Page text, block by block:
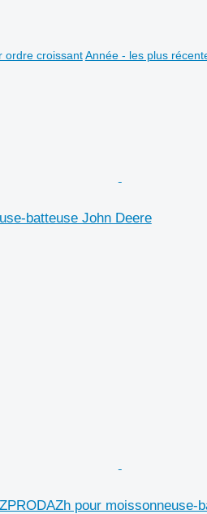
ordre croissant Année - les plus
batteuse John Deere
pour moissonneuse-